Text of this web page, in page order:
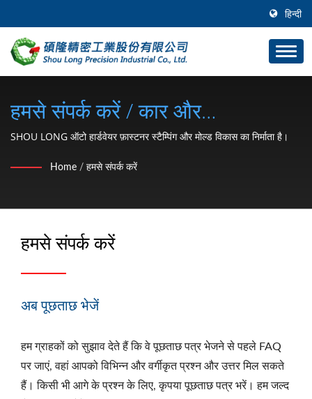
हिन्दी
हमसे संपर्क करें / कार और
मोटरसाइकिल हार्डवेयर पार्ट्स (सी टाइप
रिटेनिंग रिंग, वॉशर, लॉक नट, क्लिप,
SHOU LONG ऑटो हार्डवेयर फ़ास्टनर स्टैम्पिंग और मोल्ड विकास का निर्माता है।
Home / हमसे संपर्क करें
हमसे संपर्क करें
अब पूछताछ भेजें
हम ग्राहकों को सुझाव देते हैं कि वे पूछताछ पत्र भेजने से पहले FAQ
पर जाएं, वहां आपको विभिन्न और वर्गीकृत प्रश्न और उत्तर मिल सकते
हैं। किसी भी आगे के प्रश्न के लिए, कृपया पूछताछ पत्र भरें। हम जल्द